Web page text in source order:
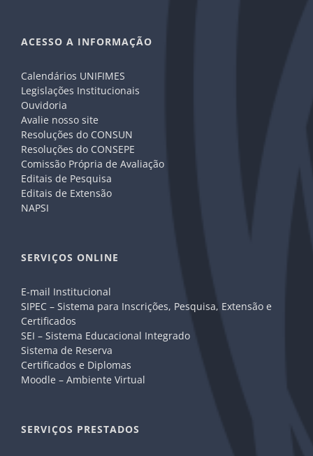
ACESSO A INFORMAÇÃO
Calendários UNIFIMES
Legislações Institucionais
Ouvidoria
Avalie nosso site
Resoluções do CONSUN
Resoluções do CONSEPE
Comissão Própria de Avaliação
Editais de Pesquisa
Editais de Extensão
NAPSI
SERVIÇOS ONLINE
E-mail Institucional
SIPEC – Sistema para Inscrições, Pesquisa, Extensão e
Certificados
SEI – Sistema Educacional Integrado
Sistema de Reserva
Certificados e Diplomas
Moodle – Ambiente Virtual
SERVIÇOS PRESTADOS